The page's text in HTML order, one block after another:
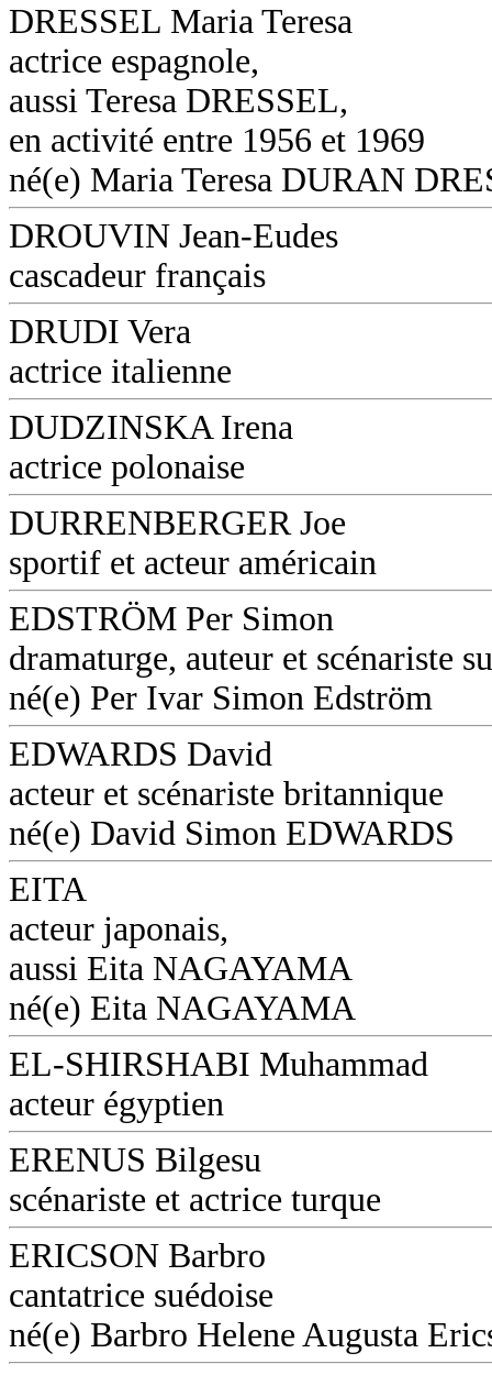
DRESSEL Maria Teresa
actrice espagnole,
aussi Teresa DRESSEL,
en activité entre 1956 et 1969
né(e) Maria Teresa DURAN
DROUVIN Jean-Eudes
cascadeur français
DRUDI Vera
actrice italienne
DUDZINSKA Irena
actrice polonaise
DURRENBERGER Joe
sportif et acteur américain
EDSTRÖM Per Simon
dramaturge, auteur et scénariste
né(e) Per Ivar Simon Edström
EDWARDS David
acteur et scénariste britannique
né(e) David Simon EDWARDS
EITA
acteur japonais,
aussi Eita NAGAYAMA
né(e) Eita NAGAYAMA
EL-SHIRSHABI Muhammad
acteur égyptien
ERENUS Bilgesu
scénariste et actrice turque
ERICSON Barbro
cantatrice suédoise
né(e) Barbro Helene Augusta